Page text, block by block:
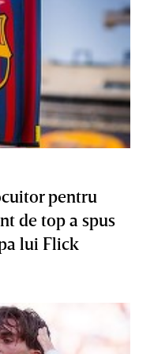
pentru
de top a spus
lui Flick